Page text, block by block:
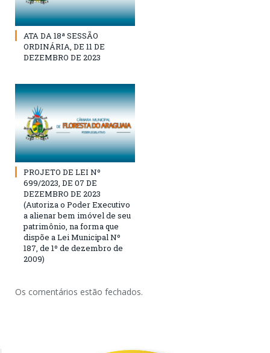
ATA DA 18ª SESSÃO
ORDINÁRIA, DE 11 DE
DEZEMBRO DE 2023
PROJETO DE LEI Nº
699/2023, DE 07 DE
DEZEMBRO DE 2023
(Autoriza o Poder Executivo
a alienar bem imóvel de seu
patrimônio, na forma que
dispõe a Lei Municipal Nº
187, de 1º de dezembro de
2009)
Os comentários estão fechados.